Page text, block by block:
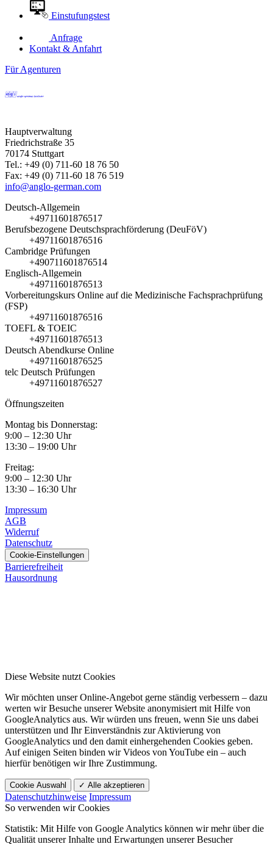
Einstufungstest
Anfrage
Kontakt & Anfahrt
Für Agenturen
Hauptverwaltung
Friedrichstraße 35
70174 Stuttgart
Tel.: +49 (0) 711-60 18 76 50
Fax: +49 (0) 711-60 18 76 519
info@anglo-german.com
Deutsch-Allgemein
+49711601876517
Berufsbezogene Deutschsprachförderung (DeuFöV)
+49711601876516
Cambridge Prüfungen
+490711601876514
Englisch-Allgemein
+49711601876513
Vorbereitungskurs Online auf die Medizinische Fachsprachprüfung
(FSP)
+49711601876516
TOEFL & TOEIC
+49711601876513
Deutsch Abendkurse Online
+49711601876525
telc Deutsch Prüfungen
+49711601876527
Öffnungszeiten
Montag bis Donnerstag:
9:00 – 12:30 Uhr
13:30 – 19:00 Uhr
Freitag:
9:00 – 12:30 Uhr
13:30 – 16:30 Uhr
Impressum
AGB
Widerruf
Datenschutz
Cookie-Einstellungen
Barrierefreiheit
Hausordnung
Diese Website nutzt Cookies
Wir möchten unser Online-Angebot gerne ständig verbessern – dazu
werten wir Besuche unserer Website anonymisiert mit Hilfe von
GoogleAnalytics aus. Wir würden uns freuen, wenn Sie uns dabei
unterstützen und Ihr Einverständnis zur Aktivierung von
GoogleAnalytics und den damit einhergehenden Cookies geben.
Auf einigen Seiten binden wir Videos von YouTube ein – auch
hierfür benötigen wir Ihre Zustimmung.
Cookie Auswahl ✓ Alle akzeptieren
Datenschutzhinweise Impressum
So verwenden wir Cookies
Statistik: Mit Hilfe von Google Analytics können wir mehr über die
Qualität unserer Inhalte und Erwartungen unserer Besucher